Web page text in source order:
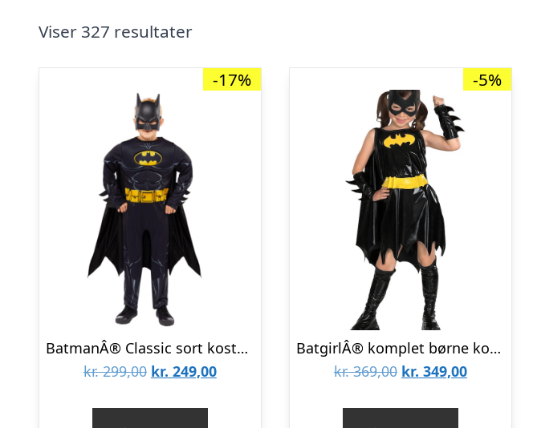
Viser 327 resultater
-17%
BatmanÂ® Classic sort kostume til børn
kr.299,00 Den
kr. 249,00Den
-5%
BatgirlÂ® komplet børne kostume
kr.369,00 Den
kr. 349,00Den